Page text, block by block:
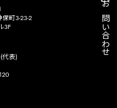
町3-23-2
3F
代表)
お問い合わせ